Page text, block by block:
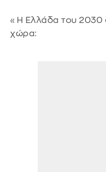
«Η Ελλάδα του 2030
χώρα: